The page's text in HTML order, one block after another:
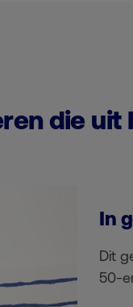
die uit
In
Dit
50-